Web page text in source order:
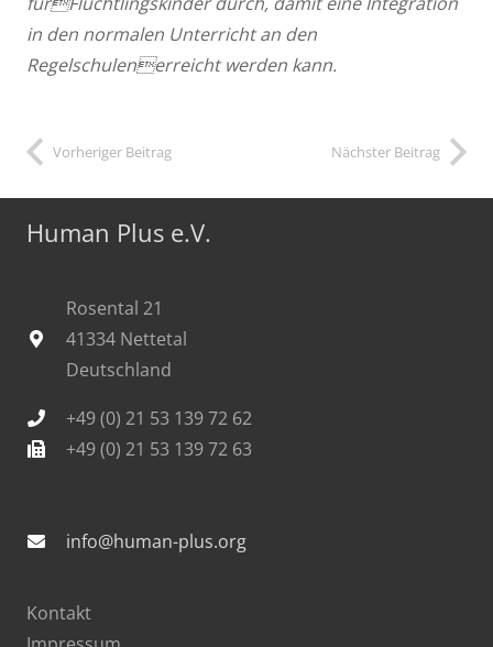
in den normalen Unterricht an den
Regelschulenerreicht werden kann.
Vorheriger Beitrag Nächster Beitrag
Human Plus e.V.
Rosental 21
41334 Nettetal
Deutschland
+49 (0) 21 53 139 72 62
+49 (0) 21 53 139 72 63
info@human-plus.org
Kontakt